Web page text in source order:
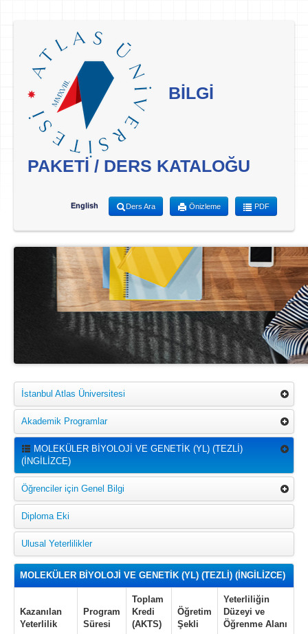
BİLGİ
PAKETİ / DERS KATALOĞU
English Ders Ara Önizleme PDF
İstanbul Atlas Üniversitesi
Akademik Programlar
MOLEKÜLER BİYOLOJİ VE GENETİK (YL) (TEZLİ)
(İNGİLİZCE)
Öğrenciler için Genel Bilgi
Diploma Eki
Ulusal Yeterlilikler
MOLEKÜLER BİYOLOJİ VE GENETİK (YL) (TEZLİ) (İNGİLİZCE)
Kazanılan
Yeterlilik
Program
Süresi
Toplam
Kredi
(AKTS)
Öğretim
Şekli
Yeterliliğin
Düzeyi ve
Öğrenme Alanı